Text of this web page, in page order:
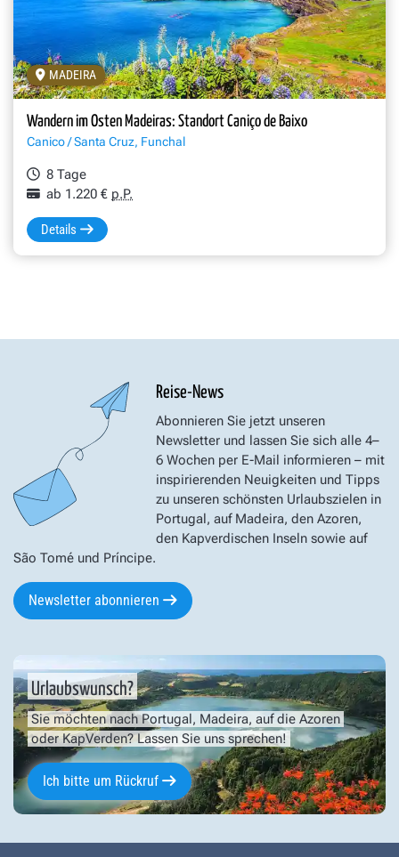
MADEIRA
Wandern im Osten Madeiras: Standort Caniço de Baixo
Canico / Santa Cruz, Funchal
8 Tage
ab 1.220 € p.P.
Details
Reise-News
Abonnieren Sie jetzt unseren
Newsletter und lassen Sie sich alle 4–
6 Wochen per E-Mail informieren – mit
inspirierenden Neuigkeiten und Tipps
zu unseren schönsten Urlaubszielen in
Portugal, auf Madeira, den Azoren,
den Kapverdischen Inseln sowie auf
São Tomé und Príncipe.
Newsletter abonnieren
Urlaubswunsch?
Sie möchten nach Portugal, Madeira, auf die Azoren
oder KapVerden? Lassen Sie uns sprechen!
Ich bitte um Rückruf